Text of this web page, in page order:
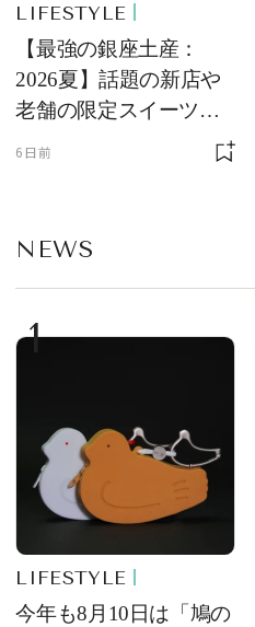
LIFESTYLE
【最強の銀座土産：
2026夏】話題の新店や
老舗の限定スイーツを
ゲット【＃SPURおやつ
6日前
NEWS
1
LIFESTYLE
今年も8月10日は「鳩の